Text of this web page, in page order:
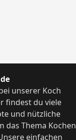
unserer Koch
findest du viele
und nützliche
das Thema Kochen
einfachen